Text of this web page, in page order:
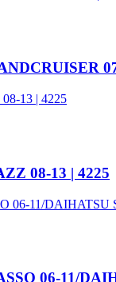
08-13 | 4225
06-11/